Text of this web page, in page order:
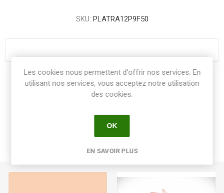
SKU: PLATRA12P9F50
Share:
Les cookies nous permettent d'offrir nos services. En
utilisant nos services, vous acceptez notre utilisation
des cookies.
OK
EN SAVOIR PLUS